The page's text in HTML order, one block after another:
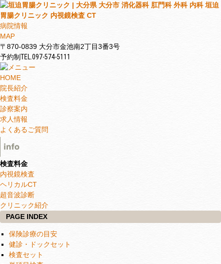
病院情報
MAP
〒870-0839 大分市金池南2丁目3番3号
予約制TEL.097-574-5111
HOME
院長紹介
検査料金
診察案内
求人情報
よくあるご質問
検査料金
内視鏡検査
ヘリカルCT
超音波診断
クリニック紹介
PAGE INDEX
保険診療の目安
健診・ドックセット
検査セット